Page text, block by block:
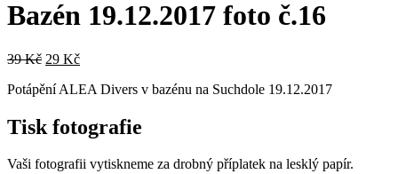
Bazén 19.12.2017 foto č.16
39Kč Původní
byla:
29 KčAktuální
je:
Potápění ALEA Divers v bazénu na Suchdole 19.12.2017
Tisk fotografie
Vaši fotografii vytiskneme za drobný příplatek na lesklý papír.